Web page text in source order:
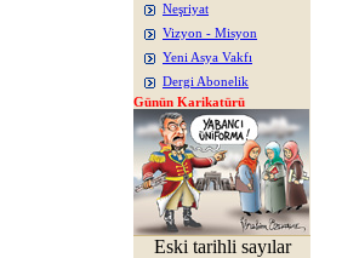
Neşriyat
Vizyon - Misyon
Yeni Asya Vakfı
Dergi Abonelik
Günün Karikatürü
Eski tarihli sayılar